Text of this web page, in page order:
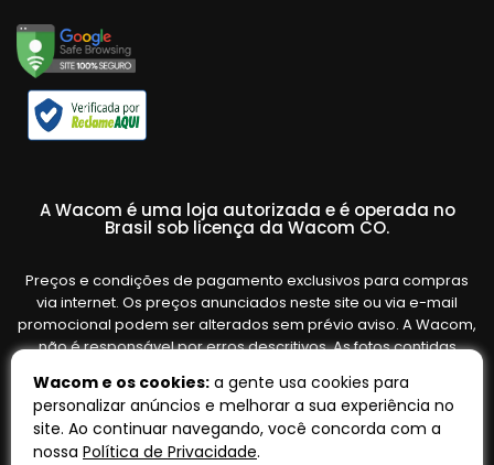
A Wacom é uma loja autorizada e é operada no
Brasil sob licença da Wacom CO.
Preços e condições de pagamento exclusivos para compras
via internet. Os preços anunciados neste site ou via e-mail
promocional podem ser alterados sem prévio aviso. A Wacom,
não é responsável por erros descritivos. As fotos contidas
variar de acordo com o fornecedor/lote do fabricante. Ofertas
válidas até o término de nossos estoques. Vendas sujeitas à
análise e confirmação de dados.
Wacom e os cookies: a gente usa cookies para
personalizar anúncios e melhorar a sua experiência no
site. Ao continuar navegando, você concorda com a
nossa Política de Privacidade.